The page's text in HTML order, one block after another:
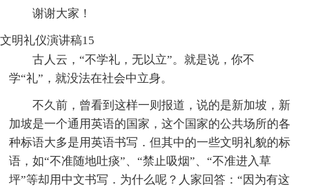
谢谢大家！
文明礼仪演讲稿15
古人云，“不学礼，无以立”。就是说，你不
学“礼”，就没法在社会中立身。
不久前，曾看到这样一则报道，说的是新加坡，新
加坡是一个通用英语的国家，这个国家的公共场所的各
种标语大多是用英语书写．但其中的一些文明礼貌的标
语，如“不准随地吐痰”、“禁止吸烟”、“不准进入草
坪”等却用中文书写．为什么呢？人家回答：“因为有这